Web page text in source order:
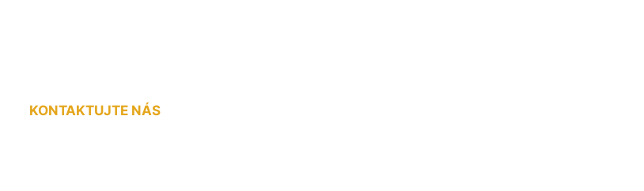
KONTAKTUJTE NÁS